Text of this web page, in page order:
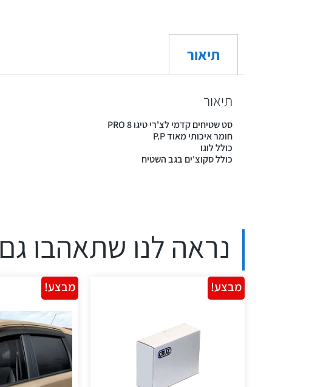
תיאור
תיאור
סט שטיחים קדמי לצ'רי טיגו 8 PRO
חומר איכותי מאוד P.P
כולל לוגו
כולל סקוצ'ים בגב השטיח
נראה לנו שתאהבו גם
מבצע! מבצע!